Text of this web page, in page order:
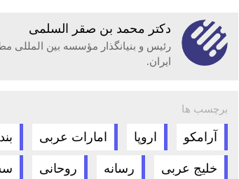
دكتر محمد بن صقر السلمى
رئیس و بنیانگذار مؤسسه بین المللی
ایران.
برچسب ها
آرامکو اروپا امارات عربی
خلیج عربی رسانه روحانی